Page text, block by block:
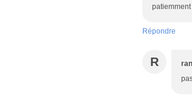
Répondre
R